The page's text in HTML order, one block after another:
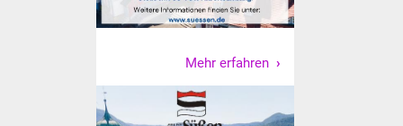
Veranstaltungen
Mehr erfahren